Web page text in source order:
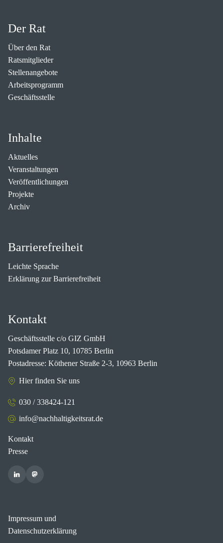
Der Rat
Über den Rat
Ratsmitglieder
Stellenangebote
Arbeitsprogramm
Geschäftsstelle
Inhalte
Aktuelles
Veranstaltungen
Veröffentlichungen
Projekte
Archiv
Barrierefreiheit
Leichte Sprache
Erklärung zur Barrierefreiheit
Kontakt
Geschäftsstelle c/o GIZ GmbH
Potsdamer Platz 10, 10785 Berlin
Postadresse: Köthener Straße 2-3, 10963 Berlin
Hier finden Sie uns
030 / 338424-121
info@nachhaltigkeitsrat.de
Kontakt
Presse
Impressum und
Datenschutzerklärung